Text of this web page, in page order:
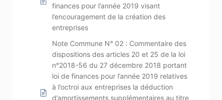
finances pour l’année 2019 visant
l’encouragement de la création des
entreprises
Note Commune N° 02 : Commentaire des
dispositions des articles 20 et 25 de la loi
n°2018-56 du 27 décembre 2018 portant
loi de finances pour l’année 2019 relatives
à l’octroi aux entreprises la déduction
d’amortissements supplémentaires au titre